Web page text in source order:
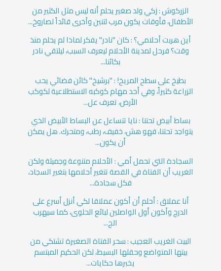
الزركوش : زكي ولد صغير يحلم أنه ليس مثل الكثير من
الأطفال، فأوقات يكون مرب لتنين وأخرى قائداً لصاروخ...
أين هربت أحلامي؟ : كان "نادر" يفكر لماذا لم يحلم منذ
وقت؟ فرحل لمدينة الأحلام ليعرف السبب، ليلتقي نادر
بكائنا...
بطيخ على سطح المريخ! : "برشيخ" كائن فضائي يحب
الزراعة كثيراً، وفي أحد مهام كوكبه الاستطلاعية لكوكب
الأرض، تعرف عل...
بساط أبيض تحتنا : نايا تتساءل عن البساط الأبيض الذي
يتواجد تحتنا، فهو هش، خفيف، رطب، ومتحرك. هل يمكن
أن يكون...
السجادة التي تحمل أمي : الأحلام متنوعة وجميلة ولكن
الغريب أن الفتاة في القصة تتغير أحلامها بتغير السجاد،
فكل سجادة...
أنا عملاق : أحلم أن أكون عملاقا لكي أنزل أسرع على
الدرج وأكون أول الواصلين لبائع الحلوى، كما سيهرب
الج...
البيت الغريب العجيب : سحر الفتاة الصغيرة تشتكي من
بيتها المتواضع وحقلها البسيط، لكن الحكيم المبتسم
يخبرها حكايات...